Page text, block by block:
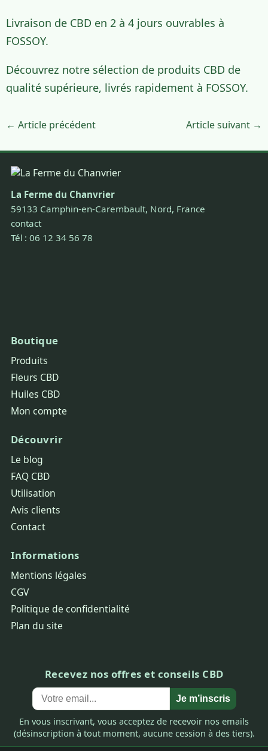
Livraison de CBD en 2 à 4 jours ouvrables à
FOSSOY.
Découvrez notre sélection de produits CBD de
qualité supérieure, livrés rapidement à FOSSOY.
← Article précédent Article suivant →
La Ferme du Chanvrier
59133 Camphin-en-Carembault, Nord, France
contact
Tél : 06 12 34 56 78
Boutique
Produits
Fleurs CBD
Huiles CBD
Mon compte
Découvrir
Le blog
FAQ CBD
Utilisation
Avis clients
Contact
Informations
Mentions légales
CGV
Politique de confidentialité
Plan du site
Recevez nos offres et conseils CBD
Je m’inscris
En vous inscrivant, vous acceptez de recevoir nos emails
(désinscription à tout moment, aucune cession à des tiers).